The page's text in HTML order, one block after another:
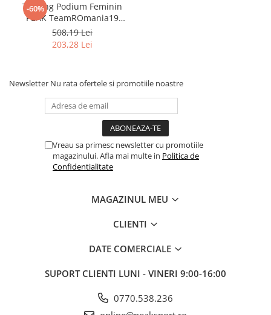
-60%
Trening Podium Feminin
PEAK TeamROmania19
alb/rosu
508,19 Lei
203,28 Lei
Newsletter Nu rata ofertele si promotiile noastre
Vreau sa primesc newsletter cu promotiile
magazinului. Afla mai multe in Politica de
Confidentialitate
MAGAZINUL MEU
CLIENTI
DATE COMERCIALE
SUPORT CLIENTI LUNI - VINERI 9:00-16:00
0770.538.236